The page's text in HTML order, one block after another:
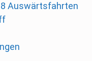
Auswärtsfahrten